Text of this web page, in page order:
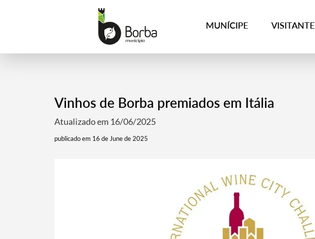
MUNÍCIPE VISITANTE
Vinhos de Borba premiados em Itália
Atualizado em 16/06/2025
publicado em 16 de June de 2025